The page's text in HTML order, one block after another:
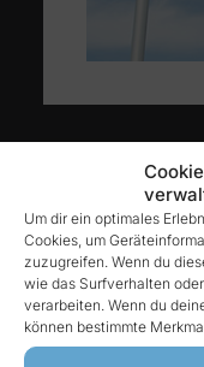
Um dir ein optimales
Cookies, um
zuzugreifen. Wenn du
wie das Surfverhalten
verarbeiten. Wenn du
können bestimmte
Reintex
Anhalter
68775